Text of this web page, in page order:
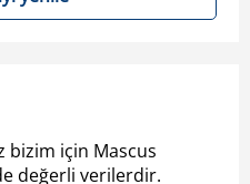
bizim için Mascus
değerli verilerdir.